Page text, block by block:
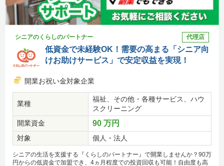
シニアのくらしのパートナー 代理店
低資金で未経験OK！需要の高まる「シニア向
けお助けサービス」で安定収益を実現！
開業お祝い金対象企業
業種
福祉、その他・各種サービス、ハウ
スクリーニング
開業資金
90 万円
対象 個人・法人
シニアの生活を支援する『くらしのパートナー』で開業しませんか？90万
円からの低資金で加盟でき、4ヵ月程度での投資回収も可能！自由度も高